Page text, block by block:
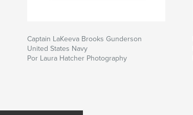
Captain LaKeeva Brooks Gunderson
United States Navy
Por Laura Hatcher Photography